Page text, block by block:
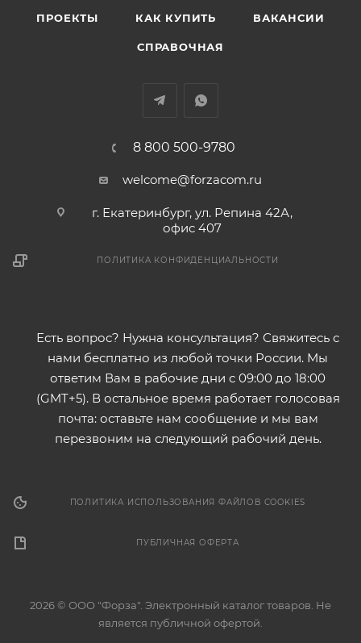
ПРОЕКТЫ КАК КУПИТЬ ВАКАНСИИ
СПРАВОЧНАЯ
8 800 500-9780
welcome@forzacom.ru
г. Екатеринбург, ул. Репина 42А,
офис 407
ПОЛИТИКА КОНФИДЕНЦИАЛЬНОСТИ
Есть вопрос? Нужна консультация? Свяжитесь с
нами бесплатно из любой точки России. Мы
ответим Вам в рабочие дни с 09:00 до 18:00
(GMT+5). В остальное время работает голосовая
почта: оставьте нам сообщение и мы вам
перезвоним на следующий рабочий день.
ПОЛИТИКА ИСПОЛЬЗОВАНИЯ ФАЙЛОВ COOKIES
ПУБЛИЧНАЯ ОФЕРТА
2026 © ООО "Форза". Электронный каталог товаров. Не
является публичной офертой.